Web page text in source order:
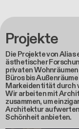
Projekte
Die Projekte von Alias
ästhetischer
privaten
Büros bis
Markeidentität durch
Wir arbeiten mit
zusammen, um
Architektur aufwerten
Schönheit anbieten.